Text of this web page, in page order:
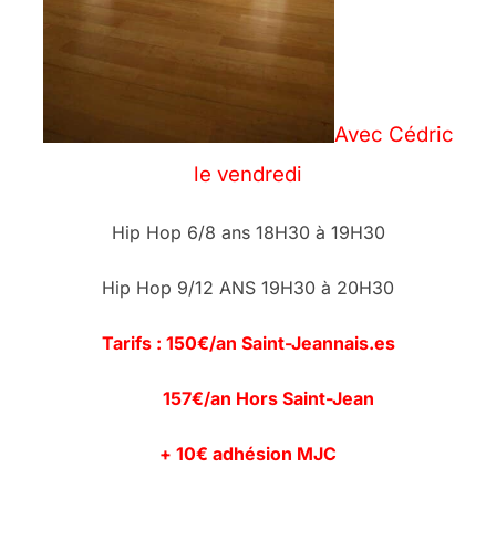
Avec Cédric
le vendredi
Hip Hop 6/8 ans 18H30 à 19H30
Hip Hop 9/12 ANS 19H30 à 20H30
Tarifs : 150€/an Saint-Jeannais.es
157€/an Hors Saint-Jean
+ 10€ adhésion MJC